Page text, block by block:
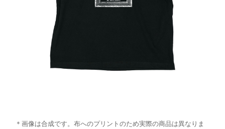
＊画像は合成です。布へのプリントのため実際の商品は異なりま